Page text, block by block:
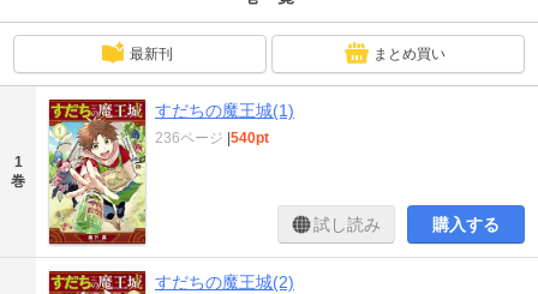
最新刊 まとめ買い
1
巻
すだちの魔王城(1)
236ページ 540pt
試し読み 購入する
すだちの魔王城(2)